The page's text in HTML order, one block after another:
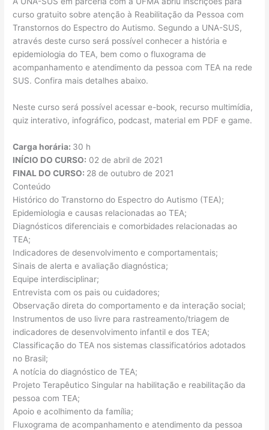
curso gratuito sobre atenção à Reabilitação da Pessoa com
Transtornos do Espectro do Autismo. Segundo a UNA-SUS,
através deste curso será possível conhecer a história e
epidemiologia do TEA, bem como o fluxograma de
acompanhamento e atendimento da pessoa com TEA na rede
SUS. Confira mais detalhes abaixo.
Neste curso será possível acessar e-book, recurso multimídia,
quiz interativo, infográfico, podcast, material em PDF e game.
Carga horária: 30 h
INÍCIO DO CURSO: 02 de abril de 2021
FINAL DO CURSO: 28 de outubro de 2021
Conteúdo
Histórico do Transtorno do Espectro do Autismo (TEA);
Epidemiologia e causas relacionadas ao TEA;
Diagnósticos diferenciais e comorbidades relacionadas ao
TEA;
Indicadores de desenvolvimento e comportamentais;
Sinais de alerta e avaliação diagnóstica;
Equipe interdisciplinar;
Entrevista com os pais ou cuidadores;
Observação direta do comportamento e da interação social;
Instrumentos de uso livre para rastreamento/triagem de
indicadores de desenvolvimento infantil e dos TEA;
Classificação do TEA nos sistemas classificatórios adotados
no Brasil;
A notícia do diagnóstico de TEA;
Projeto Terapêutico Singular na habilitação e reabilitação da
pessoa com TEA;
Apoio e acolhimento da família;
Fluxograma de acompanhamento e atendimento da pessoa